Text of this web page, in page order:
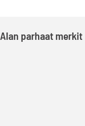
Alan parhaat merkit